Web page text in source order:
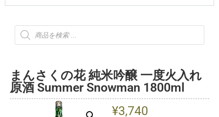
まんさくの花 純米吟醸 一度火入れ
原酒 Summer Snowman 1800ml
¥3,740